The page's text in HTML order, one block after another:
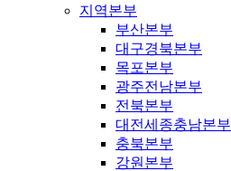
지역본부
부산본부
대구경북본부
목포본부
광주전남본부
전북본부
대전세종충남본부
충북본부
강원본부